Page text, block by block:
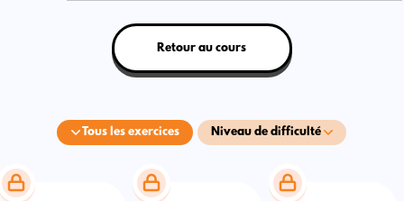
Tous les exercices Niveau de difficulté
Retour au cours